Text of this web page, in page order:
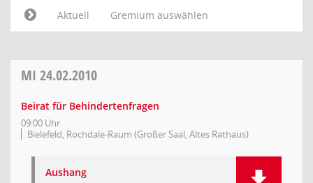
Aktuell
Gremium auswählen
MI 24.02.2010
Beirat für Behindertenfragen
09:00 Uhr
Bielefeld, Rochdale-Raum (Großer Saal, Altes Rathaus)
Aushang